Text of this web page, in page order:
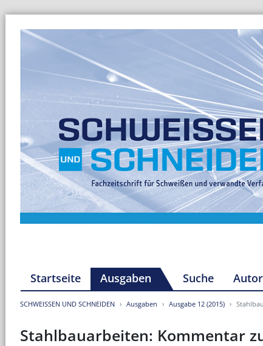
Startseite Ausgaben Suche
SCHWEISSEN UND SCHNEIDEN Ausgaben Ausgabe 12 (2015)
Stahlbauarbeiten: Kommentar